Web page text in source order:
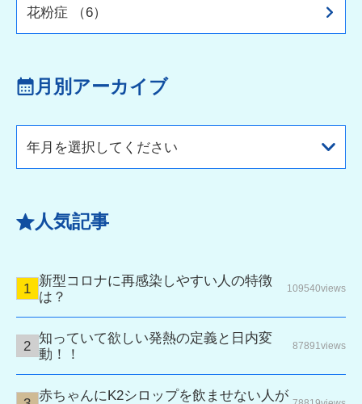
花粉症 （6）
月別アーカイブ
年月を選択してください
人気記事
新型コロナに再感染しやすい人の特徴
は？
109540views
知っていて欲しい発熱の定義と日内変
動！！
87891views
赤ちゃんにK2シロップを飲ませない人が